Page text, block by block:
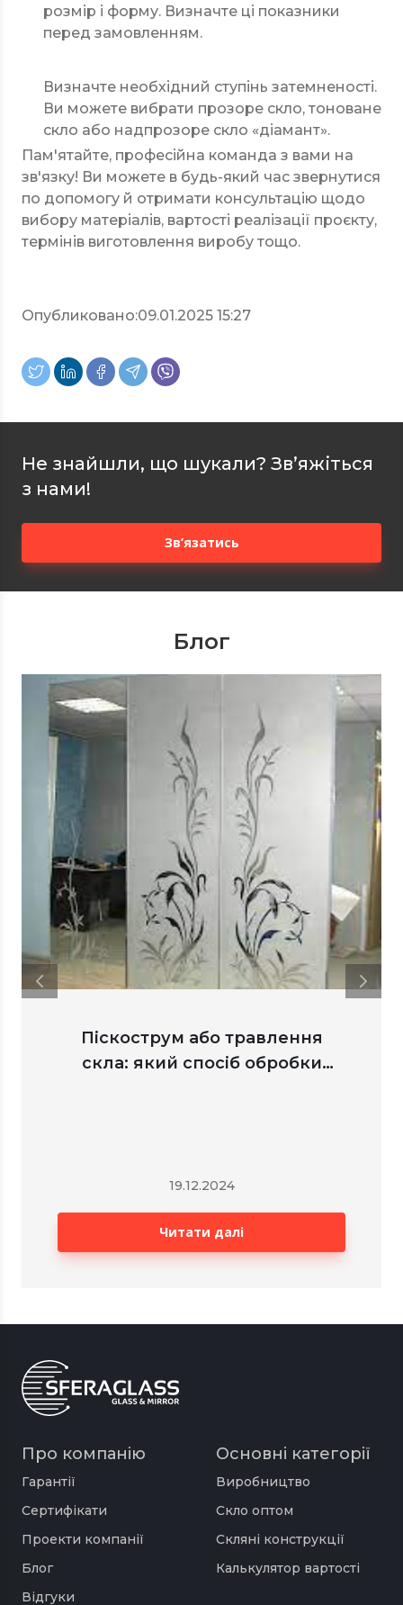
розмір і форму. Визначте ці показники
перед замовленням.
Визначте необхідний ступінь затемненості.
Ви можете вибрати прозоре скло, тоноване
скло або надпрозоре скло «діамант».
Пам'ятайте, професійна команда з вами на
зв'язку! Ви можете в будь-який час звернутися
по допомогу й отримати консультацію щодо
вибору матеріалів, вартості реалізації проєкту,
термінів виготовлення виробу тощо.
Опубликовано:09.01.2025 15:27
Не знайшли, що шукали? Зв’яжіться
з нами!
Зв’язатись
Блог
Піскострум або травлення
скла: який спосіб обробки
19.12.2024
Читати далі
Про компанію
Гарантії
Сертифікати
Проекти компанії
Блог
Відгуки
Основні категорії
Виробництво
Скло оптом
Скляні конструкції
Калькулятор вартості